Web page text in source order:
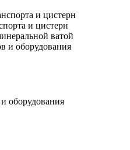
и цистерн
и цистерн
ватой
и оборудования
оборудования